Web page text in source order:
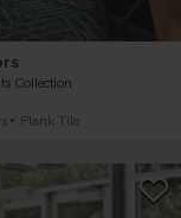
Collection
Plank Tile